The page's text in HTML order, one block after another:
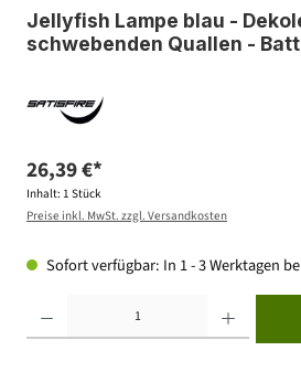
Jellyfish Lampe blau -
schwebenden Quallen -
26,39 €*
Inhalt: 1 Stück
Preise inkl. MwSt. zzgl. Versandkosten
Sofort verfügbar: In 1 - 3 Werktagen